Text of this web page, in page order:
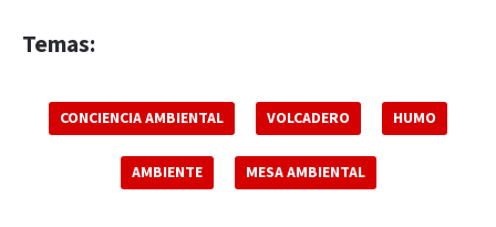
Temas:
CONCIENCIA AMBIENTAL VOLCADERO HUMO
AMBIENTE MESA AMBIENTAL